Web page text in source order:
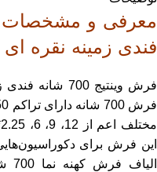
فندی زمینه نقره ای کد
فرش وینتیج
این فرش برای